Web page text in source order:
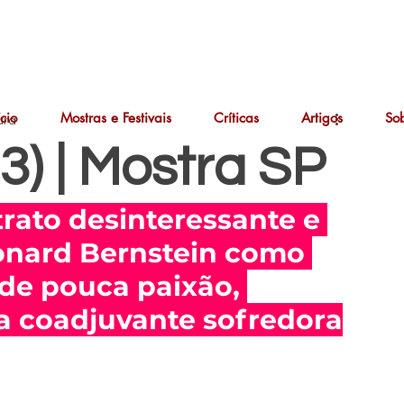
Mostras e Festivais Críticas Artigos
| Mostra SP
desinteressante e
Bernstein como
pouca paixão,
coadjuvante sofredora